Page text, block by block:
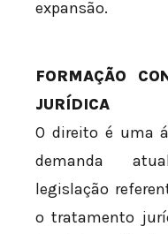
expansão.
FORMAÇÃO
JURÍDICA
O direito é uma
demanda
legislação
o tratamento